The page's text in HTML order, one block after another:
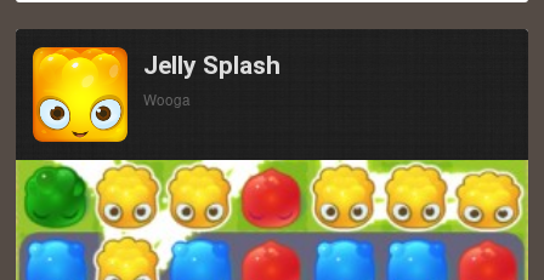
Jelly Splash
Wooga